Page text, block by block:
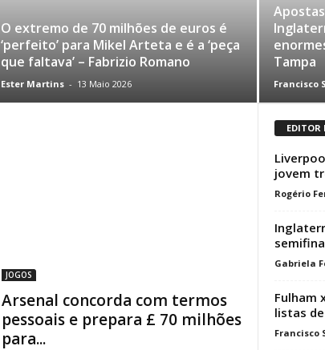
O extremo de 70 milhões de euros é
‘perfeito’ para Mikel Arteta e é a ‘peça
que faltava’ – Fabrizio Romano
Ester Martins - 13 Maio 2026
Tampa
Francisco
JOGOS
Arsenal concorda com termos
pessoais e prepara £ 70 milhões
para...
EDITOR
jovem
Rogério
Gabriela
Fulham
listas
Francisco